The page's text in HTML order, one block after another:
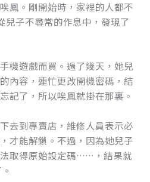
鳳。剛開始時，家裡的人都不
兒子不尋常的作息中，發現了
機遊戲而買。過了幾天，她兒
內容，連忙更改開機密碼，結
記了，所以唉鳳就掛在那裏。
去到專賣店，維修人員表示必
才能解鎖。不過，因為她兒子
取得原始設定碼……，結果就